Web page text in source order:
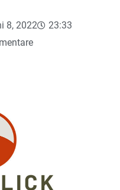
8, 2022
23:33